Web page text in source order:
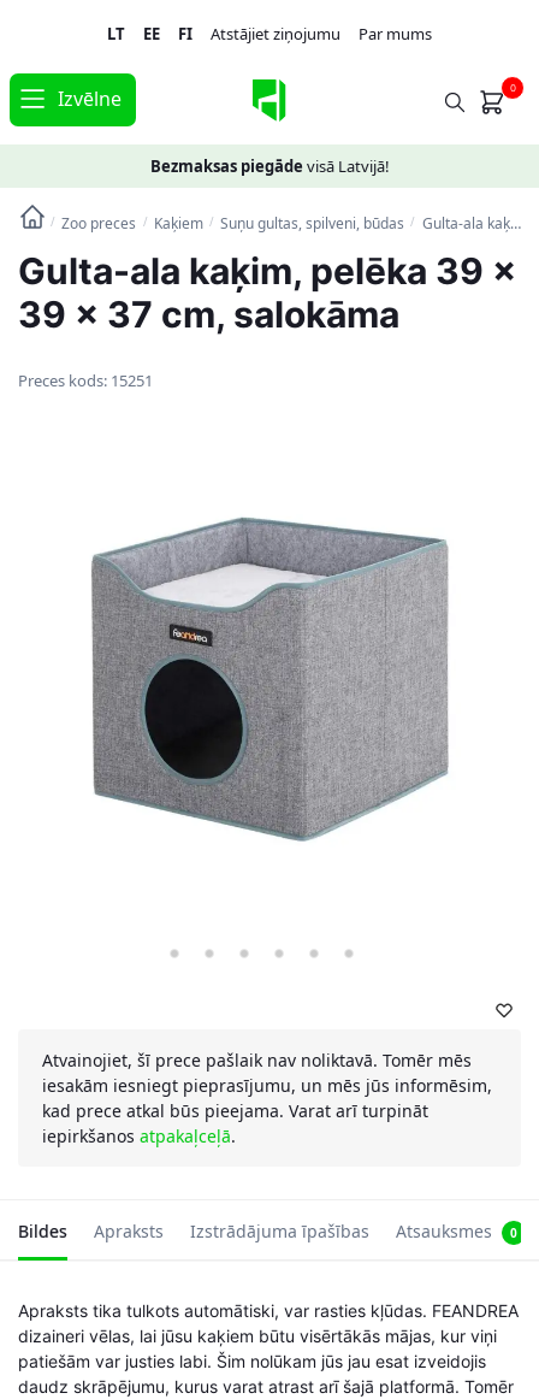
navigation
content
LT EE FI Atstājiet ziņojumu Par mums
Izvēlne 0
Bezmaksas piegāde visā Latvijā!
/ Zoo preces / Kaķiem / Suņu gultas, spilveni, būdas / Gulta-ala kaķim, pelēka 39 x 39 x 37 cm, salokāma
Gulta-ala kaķim, pelēka 39 x
39 x 37 cm, salokāma
Preces kods: 15251
Atvainojiet, šī prece pašlaik nav noliktavā. Tomēr mēs
iesakām iesniegt pieprasījumu, un mēs jūs informēsim,
kad prece atkal būs pieejama. Varat arī turpināt
iepirkšanos atpakaļceļā.
Bildes Apraksts Izstrādājuma īpašības Atsauksmes 0
Apraksts tika tulkots automātiski, var rasties kļūdas. FEANDREA
dizaineri vēlas, lai jūsu kaķiem būtu visērtākās mājas, kur viņi
patiešām var justies labi. Šim nolūkam jūs jau esat izveidojis
daudz skrāpējumu, kurus varat atrast arī šajā platformā. Tomēr